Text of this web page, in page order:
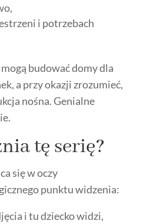
i potrzebach
budować domy dla
a przy okazji zrozumieć,
nośna. Genialne
tę serię?
się w oczy
punktu widzenia:
i tu dziecko widzi,